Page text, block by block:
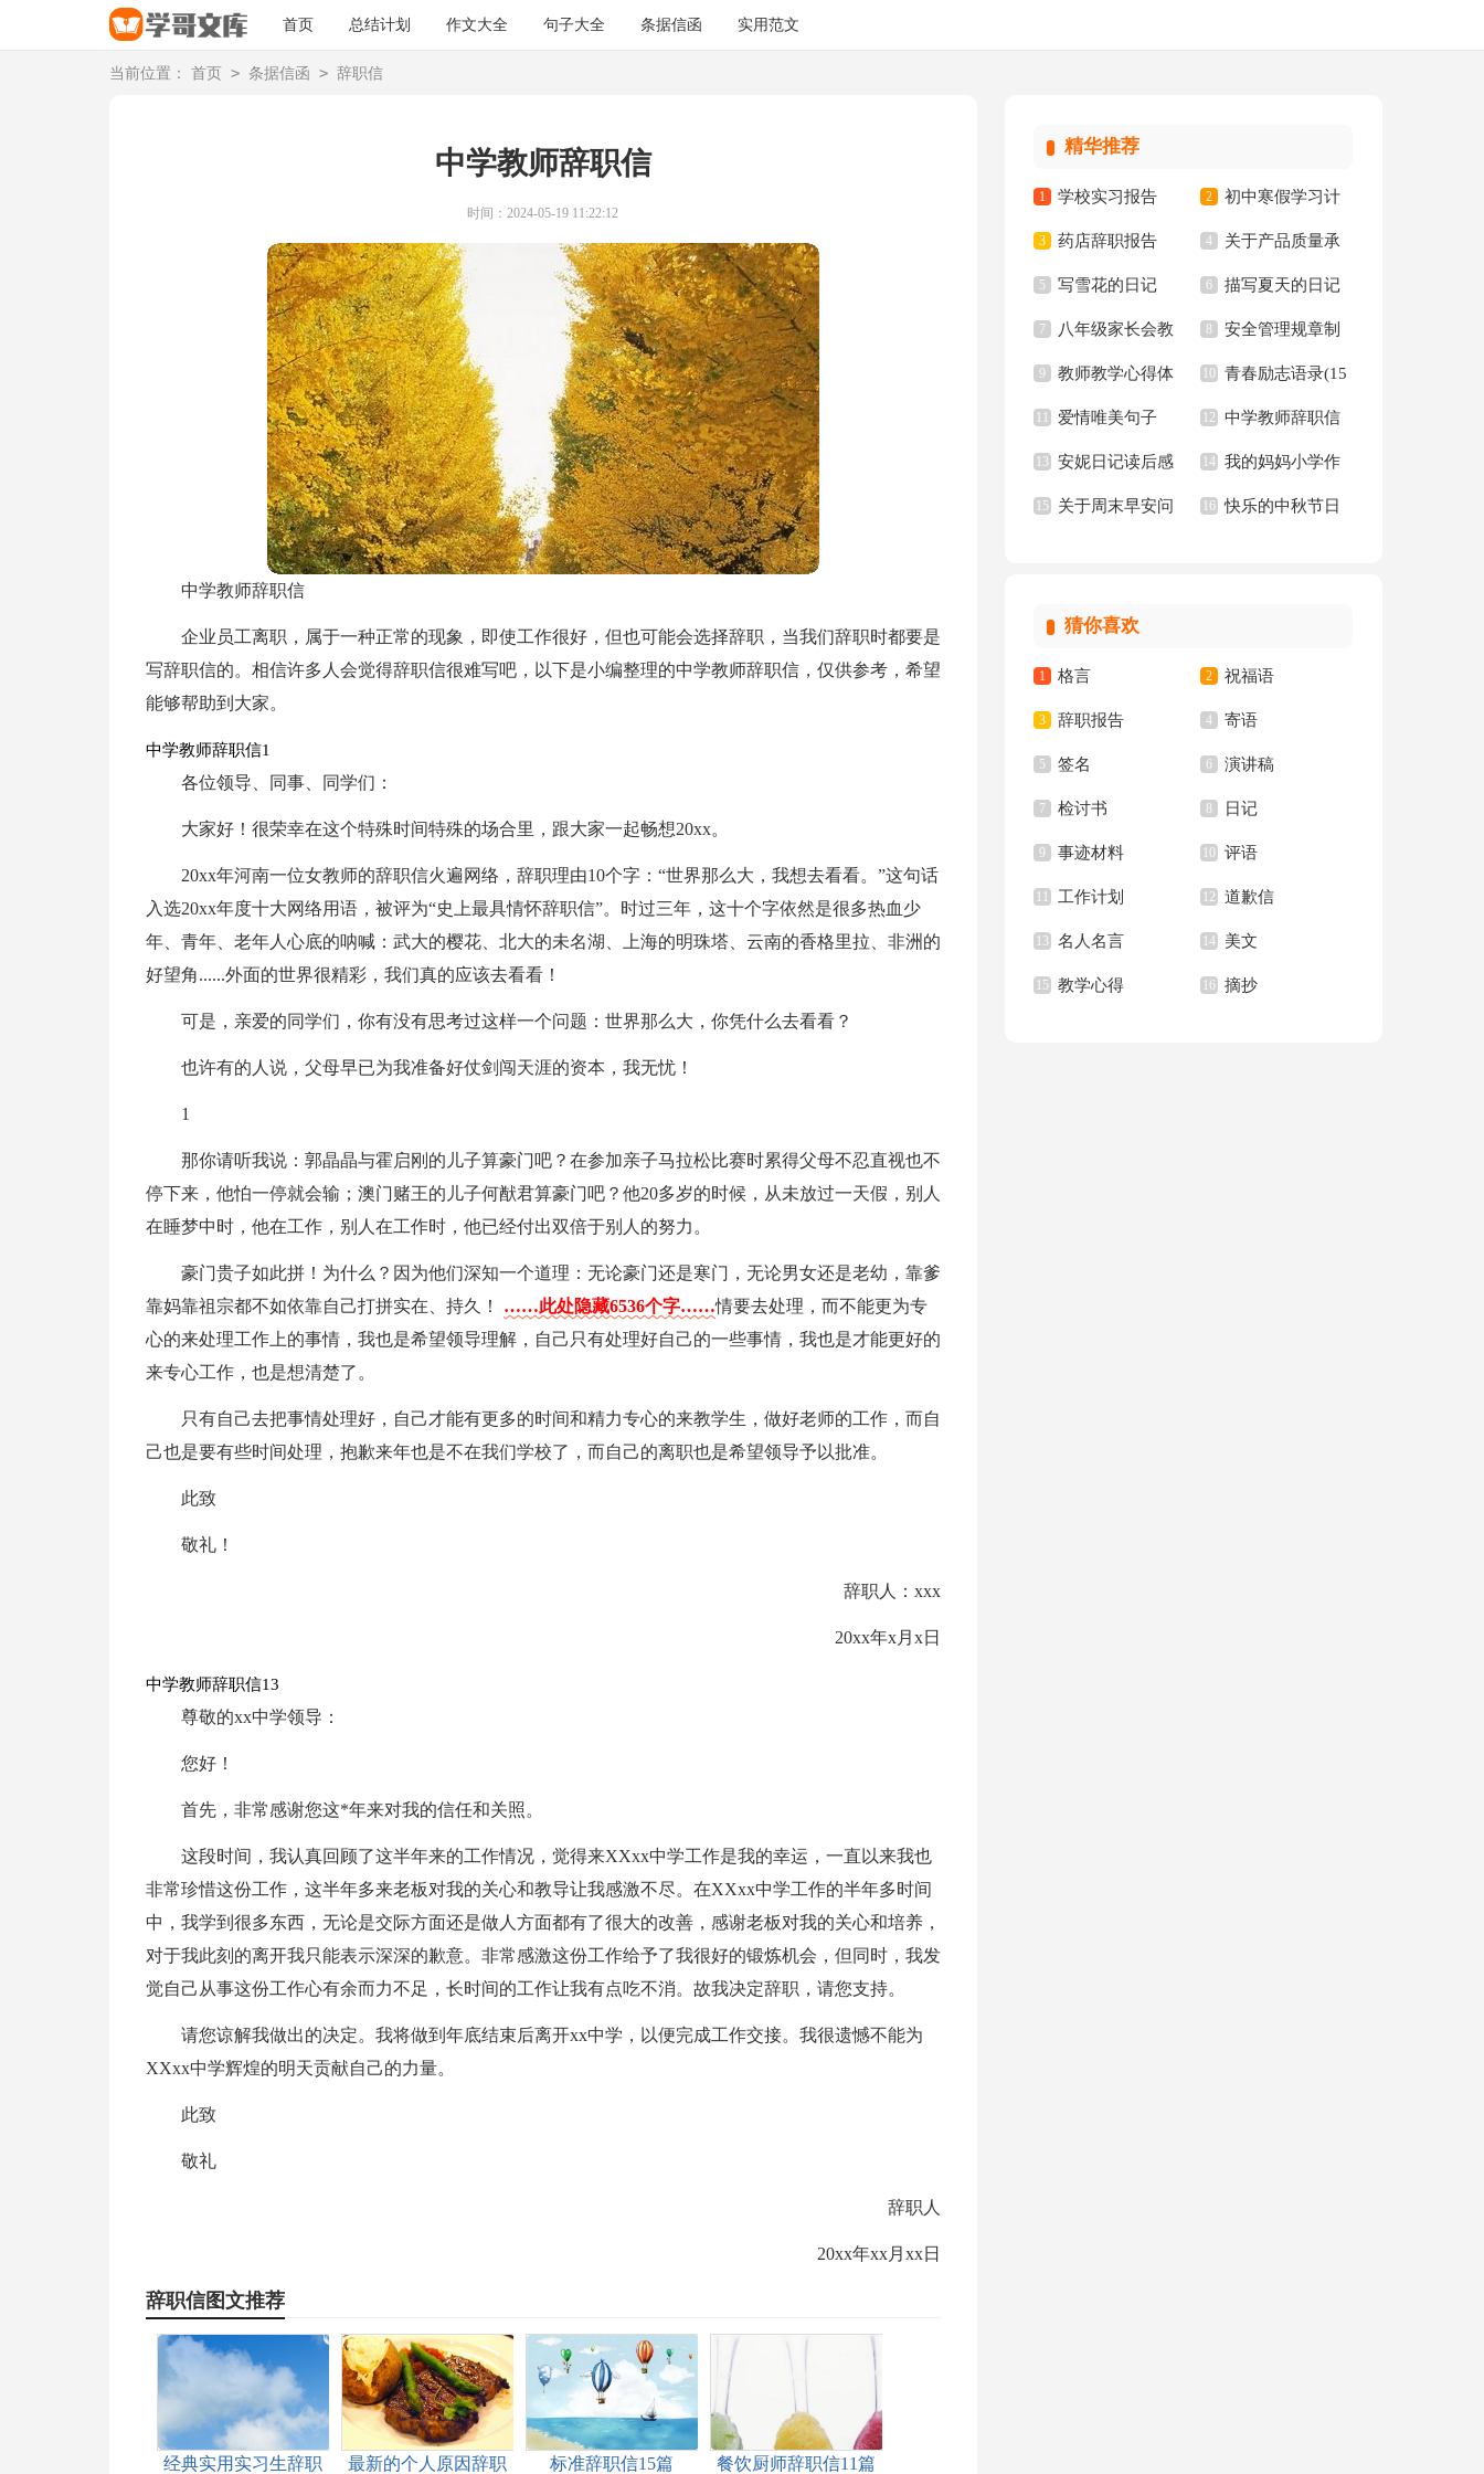
首页 总结计划 作文大全 句子大全 条据信函 实用范文
当前位置： 首页 > 条据信函 > 辞职信
中学教师辞职信
时间：2024-05-19 11:22:12
中学教师辞职信
企业员工离职，属于一种正常的现象，即使工作很好，但也可能会选择辞职，当我们辞职时都要是
写辞职信的。相信许多人会觉得辞职信很难写吧，以下是小编整理的中学教师辞职信，仅供参考，希望
能够帮助到大家。
中学教师辞职信1
各位领导、同事、同学们：
大家好！很荣幸在这个特殊时间特殊的场合里，跟大家一起畅想20xx。
20xx年河南一位女教师的辞职信火遍网络，辞职理由10个字：“世界那么大，我想去看看。”这句话
入选20xx年度十大网络用语，被评为“史上最具情怀辞职信”。时过三年，这十个字依然是很多热血少
年、青年、老年人心底的呐喊：武大的樱花、北大的未名湖、上海的明珠塔、云南的香格里拉、非洲的
好望角......外面的世界很精彩，我们真的应该去看看！
可是，亲爱的同学们，你有没有思考过这样一个问题：世界那么大，你凭什么去看看？
也许有的人说，父母早已为我准备好仗剑闯天涯的资本，我无忧！
1
那你请听我说：郭晶晶与霍启刚的儿子算豪门吧？在参加亲子马拉松比赛时累得父母不忍直视也不
停下来，他怕一停就会输；澳门赌王的儿子何猷君算豪门吧？他20多岁的时候，从未放过一天假，别人
在睡梦中时，他在工作，别人在工作时，他已经付出双倍于别人的努力。
豪门贵子如此拼！为什么？因为他们深知一个道理：无论豪门还是寒门，无论男女还是老幼，靠爹
靠妈靠祖宗都不如依靠自己打拼实在、持久！ ……此处隐藏6536个字……情要去处理，而不能更为专
心的来处理工作上的事情，我也是希望领导理解，自己只有处理好自己的一些事情，我也是才能更好的
来专心工作，也是想清楚了。
只有自己去把事情处理好，自己才能有更多的时间和精力专心的来教学生，做好老师的工作，而自
己也是要有些时间处理，抱歉来年也是不在我们学校了，而自己的离职也是希望领导予以批准。
此致
敬礼！
辞职人：xxx
20xx年x月x日
中学教师辞职信13
尊敬的xx中学领导：
您好！
首先，非常感谢您这*年来对我的信任和关照。
这段时间，我认真回顾了这半年来的工作情况，觉得来XXxx中学工作是我的幸运，一直以来我也
非常珍惜这份工作，这半年多来老板对我的关心和教导让我感激不尽。在XXxx中学工作的半年多时间
中，我学到很多东西，无论是交际方面还是做人方面都有了很大的改善，感谢老板对我的关心和培养，
对于我此刻的离开我只能表示深深的歉意。非常感激这份工作给予了我很好的锻炼机会，但同时，我发
觉自己从事这份工作心有余而力不足，长时间的工作让我有点吃不消。故我决定辞职，请您支持。
请您谅解我做出的决定。我将做到年底结束后离开xx中学，以便完成工作交接。我很遗憾不能为
XXxx中学辉煌的明天贡献自己的力量。
此致
敬礼
辞职人
20xx年xx月xx日
辞职信图文推荐
经典实用实习生辞职 最新的个人原因辞职 标准辞职信15篇 餐饮厨师辞职信11篇
精华推荐
1 学校实习报告 2 初中寒假学习计
划15篇
3 药店辞职报告 4 关于产品质量承
诺书范文集锦八篇
5 写雪花的日记 6 描写夏天的日记
精选15篇
7 八年级家长会教
师发言稿
8 安全管理规章制
度
9 教师教学心得体
会汇编15篇
10 青春励志语录(15
篇)
11 爱情唯美句子
【精】
12 中学教师辞职信
13 安妮日记读后感
汇编15篇
14 我的妈妈小学作
文(15篇)
15 关于周末早安问 16 快乐的中秋节日
猜你喜欢
1 格言 2 祝福语
3 辞职报告 4 寄语
5 签名 6 演讲稿
7 检讨书 8 日记
9 事迹材料 10 评语
11 工作计划 12 道歉信
13 名人名言 14 美文
15 教学心得 16 摘抄